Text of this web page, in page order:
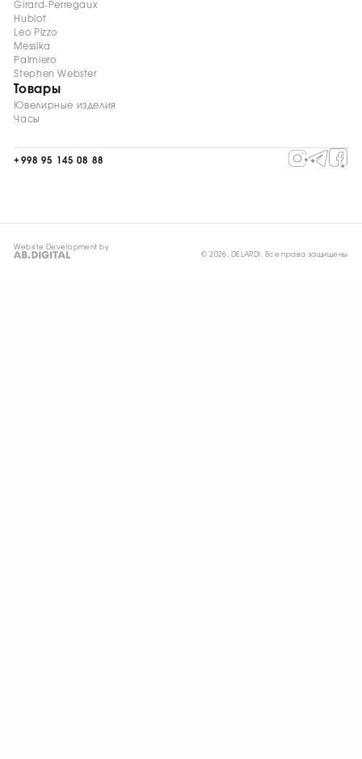
Girard-Perregaux
Hublot
Leo Pizzo
Messika
Palmiero
Stephen Webster
Товары
Ювелирные изделия
Часы
+998 95 145 08 88
Website Development by
© 2026, DELARDI. Все права защищены